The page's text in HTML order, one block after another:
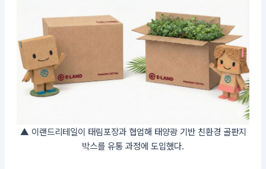
▲ 이랜드리테일이 태림포장과 협업해 태양광 기반 친환경 골판지
박스를 유통 과정에 도입했다.